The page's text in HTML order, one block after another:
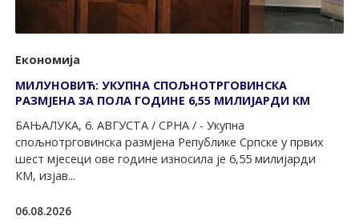
Економија
МИЛУНОВИЋ: УКУПНА СПОЉНОТРГОВИНСКА
РАЗМЈЕНА ЗА ПОЛА ГОДИНЕ 6,55 МИЛИЈАРДИ КМ
БАЊАЛУКА, 6. АВГУСТА / СРНА / - Укупна
спољнотрговинска размјена Републике Српске у првих
шест мјесеци ове године износила је 6,55 милијарди
КМ, изјав...
06.08.2026